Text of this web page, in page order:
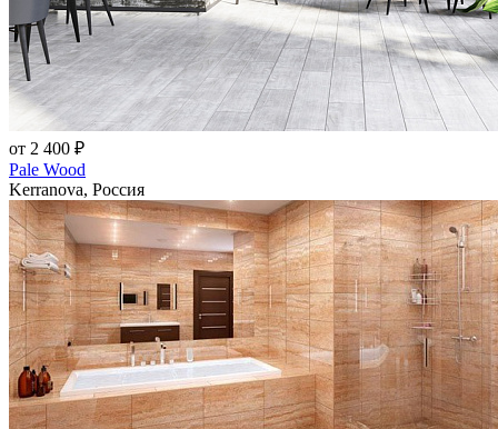
от 2 400 ₽
Pale Wood
Kerranova, Россия